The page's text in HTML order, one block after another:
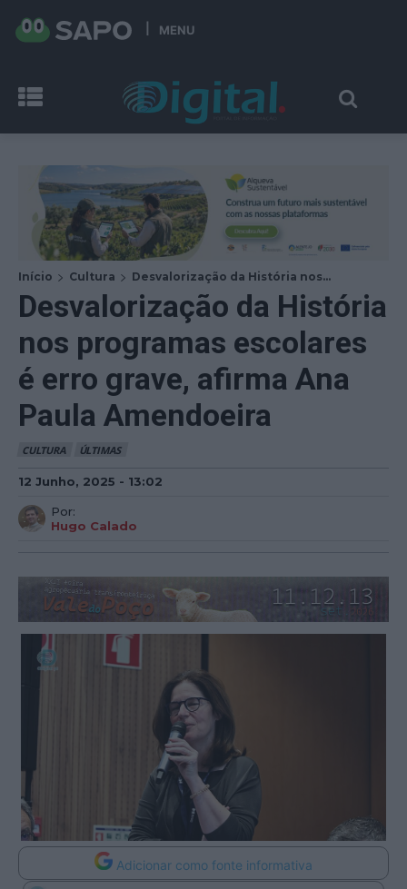
MENU
Início Cultura Desvalorização da História nos...
Desvalorização da História
nos programas escolares
é erro grave, afirma Ana
Paula Amendoeira
CULTURA ÚLTIMAS
12 Junho, 2025 - 13:02
Por:
Hugo Calado
Adicionar como fonte informativa